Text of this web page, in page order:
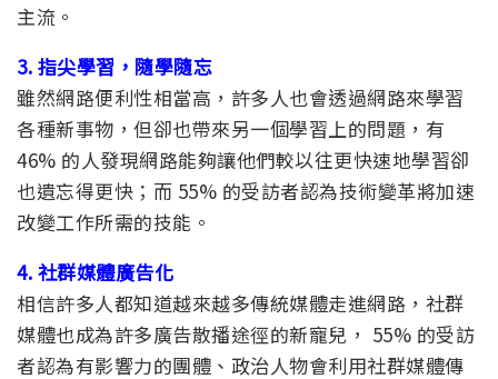
主流。
3. 指尖學習，隨學隨忘
雖然網路便利性相當高，許多人也會透過網路來學習
各種新事物，但卻也帶來另一個學習上的問題，有
46% 的人發現網路能夠讓他們較以往更快速地學習卻
也遺忘得更快；而 55% 的受訪者認為技術變革將加速
改變工作所需的技能。
4. 社群媒體廣告化
相信許多人都知道越來越多傳統媒體走進網路，社群
媒體也成為許多廣告散播途徑的新寵兒， 55% 的受訪
者認為有影響力的團體、政治人物會利用社群媒體傳